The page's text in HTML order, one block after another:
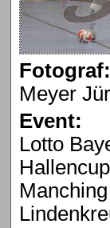
Fotograf:
Meyer
Event:
Lotto
Manching